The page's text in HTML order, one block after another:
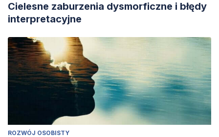
Cielesne zaburzenia dysmorficzne i błędy
interpretacyjne
ROZWÓJ OSOBISTY